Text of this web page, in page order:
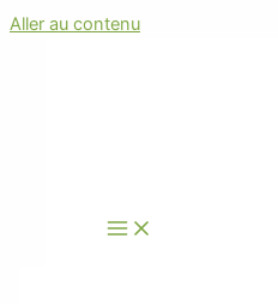
Aller au contenu